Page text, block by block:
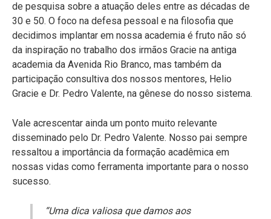
de pesquisa sobre a atuação deles entre as décadas de
30 e 50. O foco na defesa pessoal e na filosofia que
decidimos implantar em nossa academia é fruto não só
da inspiração no trabalho dos irmãos Gracie na antiga
academia da Avenida Rio Branco, mas também da
participação consultiva dos nossos mentores, Helio
Gracie e Dr. Pedro Valente, na gênese do nosso sistema.
Vale acrescentar ainda um ponto muito relevante
disseminado pelo Dr. Pedro Valente. Nosso pai sempre
ressaltou a importância da formação acadêmica em
nossas vidas como ferramenta importante para o nosso
sucesso.
“Uma dica valiosa que damos aos